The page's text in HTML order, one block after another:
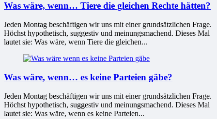
Was wäre, wenn… Tiere die gleichen Rechte hätten?
Jeden Montag beschäftigen wir uns mit einer grundsätzlichen Frage.
Höchst hypothetisch, suggestiv und meinungsmachend. Dieses Mal
lautet sie: Was wäre, wenn Tiere die gleichen...
Was wäre, wenn… es keine Parteien gäbe?
Jeden Montag beschäftigen wir uns mit einer grundsätzlichen Frage.
Höchst hypothetisch, suggestiv und meinungsmachend. Dieses Mal
lautet sie: Was wäre, wenn es keine Parteien...